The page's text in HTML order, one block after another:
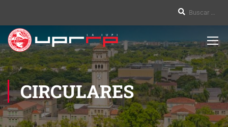
CIRCULARES